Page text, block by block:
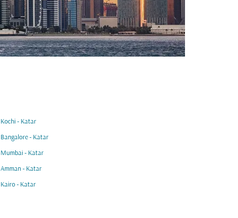
Kochi - Katar
Bangalore - Katar
Mumbai - Katar
Amman - Katar
Kairo - Katar